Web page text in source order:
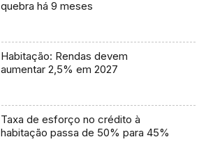
quebra há 9 meses
Habitação: Rendas devem
aumentar 2,5% em 2027
Taxa de esforço no crédito à
habitação passa de 50% para 45%